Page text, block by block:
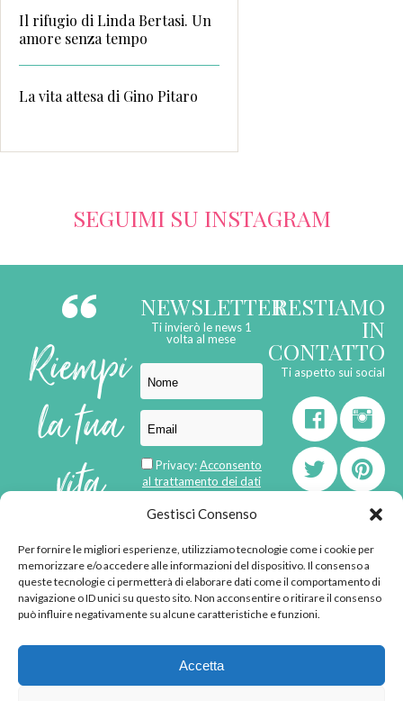
Gestisci Consenso
Per fornire le migliori esperienze, utilizziamo tecnologie come i cookie per
memorizzare e/o accedere alle informazioni del dispositivo. Il consenso a
queste tecnologie ci permetterà di elaborare dati come il comportamento di
navigazione o ID unici su questo sito. Non acconsentire o ritirare il consenso
può influire negativamente su alcune caratteristiche e funzioni.
Accetta
Il rifugio di Linda Bertasi. Un
amore senza tempo
La vita attesa di Gino Pitaro
SEGUIMI SU INSTAGRAM
Riempi
la tua
vita
di
emozioni
NEWSLETTER
Ti invierò le news 1
volta al mese
Privacy:Acconsento
al trattamento dei dati
RESTIAMO
IN
CONTATTO
Ti aspetto sui social
born inMaMaStudiOs